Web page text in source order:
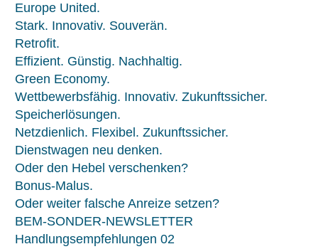
Europe United.
Stark. Innovativ. Souverän.
Retrofit.
Effizient. Günstig. Nachhaltig.
Green Economy.
Wettbewerbsfähig. Innovativ. Zukunftssicher.
Speicherlösungen.
Netzdienlich. Flexibel. Zukunftssicher.
Dienstwagen neu denken.
Oder den Hebel verschenken?
Bonus-Malus.
Oder weiter falsche Anreize setzen?
BEM-SONDER-NEWSLETTER
Handlungsempfehlungen 02